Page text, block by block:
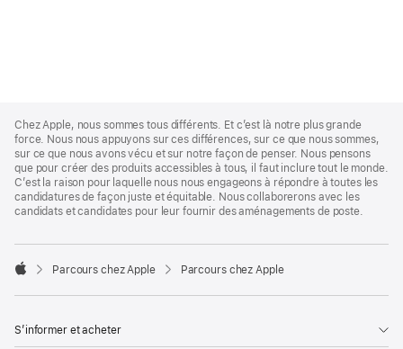
Footer
Chez Apple, nous sommes tous différents. Et c’est là notre plus grande
force. Nous nous appuyons sur ces différences, sur ce que nous sommes,
sur ce que nous avons vécu et sur notre façon de penser. Nous pensons
que pour créer des produits accessibles à tous, il faut inclure tout le monde.
C’est la raison pour laquelle nous nous engageons à répondre à toutes les
candidatures de façon juste et équitable. Nous collaborerons avec les
candidats et candidates pour leur fournir des aménagements de poste.

Parcours chez Apple Parcours chez Apple
S’informer et acheter